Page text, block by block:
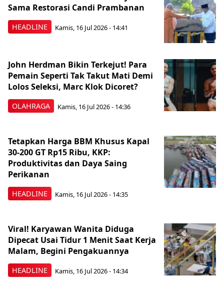
HEADLINE
Sama Restorasi Candi Prambanan
Kamis, 16 Jul 2026 - 14:41
OLAHRAGA
John Herdman Bikin Terkejut! Para
Pemain Seperti Tak Takut Mati Demi
Lolos Seleksi, Marc Klok Dicoret?
Kamis, 16 Jul 2026 - 14:36
HEADLINE
Tetapkan Harga BBM Khusus Kapal
30-200 GT Rp15 Ribu, KKP:
Produktivitas dan Daya Saing
Perikanan
Kamis, 16 Jul 2026 - 14:35
HEADLINE
Viral! Karyawan Wanita Diduga
Dipecat Usai Tidur 1 Menit Saat Kerja
Malam, Begini Pengakuannya
Kamis, 16 Jul 2026 - 14:34